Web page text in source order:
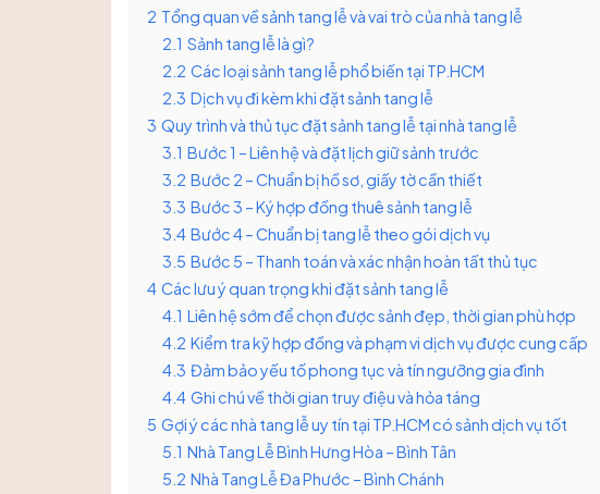
2 Tổng quan về sảnh tang lễ và vai trò của nhà tang lễ
2.1 Sảnh tang lễ là gì?
2.2 Các loại sảnh tang lễ phổ biến tại TP.HCM
2.3 Dịch vụ đi kèm khi đặt sảnh tang lễ
3 Quy trình và thủ tục đặt sảnh tang lễ tại nhà tang lễ
3.1 Bước 1 – Liên hệ và đặt lịch giữ sảnh trước
3.2 Bước 2 – Chuẩn bị hồ sơ, giấy tờ cần thiết
3.3 Bước 3 – Ký hợp đồng thuê sảnh tang lễ
3.4 Bước 4 – Chuẩn bị tang lễ theo gói dịch vụ
3.5 Bước 5 – Thanh toán và xác nhận hoàn tất thủ tục
4 Các lưu ý quan trọng khi đặt sảnh tang lễ
4.1 Liên hệ sớm để chọn được sảnh đẹp, thời gian phù hợp
4.2 Kiểm tra kỹ hợp đồng và phạm vi dịch vụ được cung cấp
4.3 Đảm bảo yếu tố phong tục và tín ngưỡng gia đình
4.4 Ghi chú về thời gian truy điệu và hỏa táng
5 Gợi ý các nhà tang lễ uy tín tại TP.HCM có sảnh dịch vụ tốt
5.1 Nhà Tang Lễ Bình Hưng Hòa – Bình Tân
5.2 Nhà Tang Lễ Đa Phước – Bình Chánh